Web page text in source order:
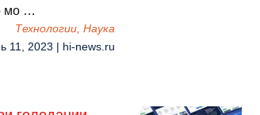
мо …
Технологии, Наука
11, 2023 | hi-news.ru